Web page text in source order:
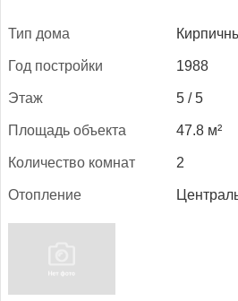
Тип до­ма
Год пос­трой­ки 1988
Этаж 5 / 5
Пло­щадь объ­ек­та 47.8 м²
Ко­личес­тво ком­нат 2
Отоп­ле­ние